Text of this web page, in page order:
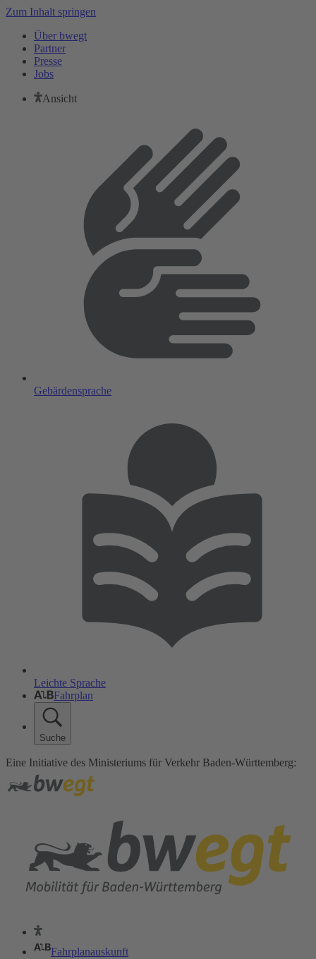
Zum Inhalt springen
Über bwegt
Partner
Presse
Jobs
Ansicht
Gebärdensprache
Leichte Sprache
Fahrplan
Suche
Eine Initiative des Ministeriums für Verkehr Baden-Württemberg:
Fahrplanauskunft